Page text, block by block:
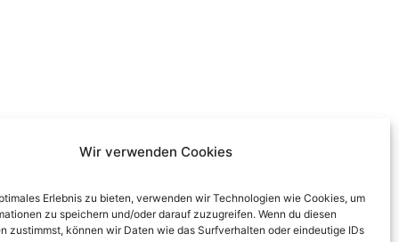
Wir verwenden Cookies
Erlebnis zu bieten, verwenden wir Technologien wie Cookies, um
zu speichern und/oder darauf zuzugreifen. Wenn du diesen
zustimmst, können wir Daten wie das Surfverhalten oder eindeutige IDs